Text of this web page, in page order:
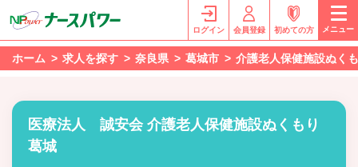
ログイン 会員登録 初めての方 メニュー
ホーム 求人を探す 奈良県 葛城市 介護老人保健施設ぬく
医療法人 誠安会 介護老人保健施設ぬくもり
葛城